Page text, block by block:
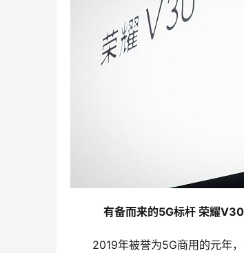
有备而来的5G标杆 荣耀
2019年被誉为5G商用的元年